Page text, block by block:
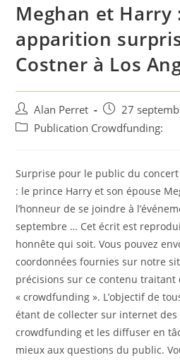
Meghan et Harry
apparition
Costner à Los
Auteur/autrice
de
Alan Perret
Post
published:
27
PostPublication Crowdfunding:
Surprise pour le public du
: le prince Harry et son épouse
l’honneur de se joindre à
septembre … Cet écrit est
honnête qui soit. Vous pouvez
coordonnées fournies sur notre
précisions sur ce contenu traitant
« crowdfunding ». L’objectif de
étant de collecter sur internet
crowdfunding et les diffuser en
mieux aux questions du public.